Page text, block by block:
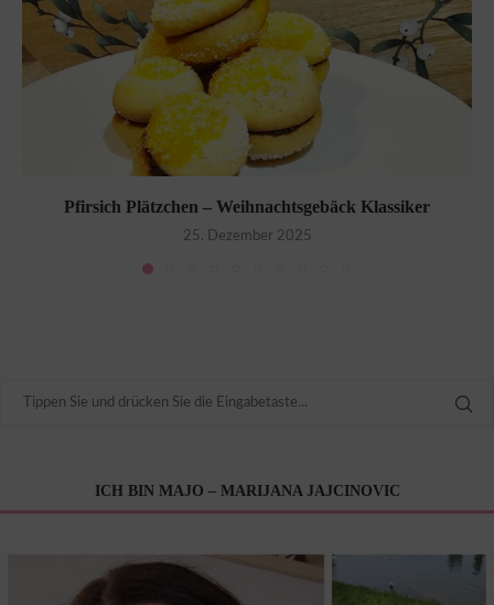
Pfirsich Plätzchen – Weihnachtsgebäck Klassiker
25. Dezember 2025
ICH BIN MAJO – MARIJANA JAJCINOVIC